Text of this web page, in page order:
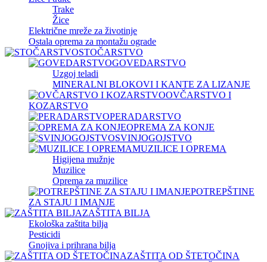
Trake
Žice
Električne mreže za životinje
Ostala oprema za montažu ograde
STOČARSTVO
GOVEDARSTVO
Uzgoj teladi
MINERALNI BLOKOVI I KANTE ZA LIZANJE
OVČARSTVO I
KOZARSTVO
PERADARSTVO
OPREMA ZA KONJE
SVINJOGOJSTVO
MUZILICE I OPREMA
Higijena mužnje
Muzilice
Oprema za muzilice
POTREPŠTINE
ZA STAJU I IMANJE
ZAŠTITA BILJA
Ekološka zaštita bilja
Pesticidi
Gnojiva i prihrana bilja
ZAŠTITA OD ŠTETOČINA